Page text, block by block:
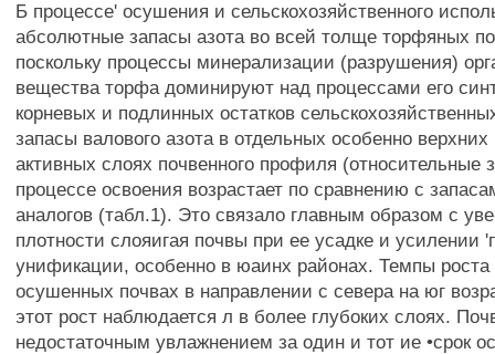
Б процессе' осушения и сельскохозяйственного
абсолютные запасы азота во всей толще торфяных
поскольку процессы минерализации (разрушения)
вещества торфа доминируют над процессами его
корневых и подлинных остатков
запасы валового азота в отдельных особенно верхних
активных слоях почвенного профиля (относительные
процессе освоения возрастает по сравнению с
аналогов (табл.1). Это связало главным образом с
плотности слояигая почвы при ее усадке и усилении
унификации, особенно в юаинх районах. Темпы роста
осушенных почвах в направлении с севера на юг
этот рост наблюдается л в более глубоких слоях.
недостаточным увлажнением за один и тот ие •срок